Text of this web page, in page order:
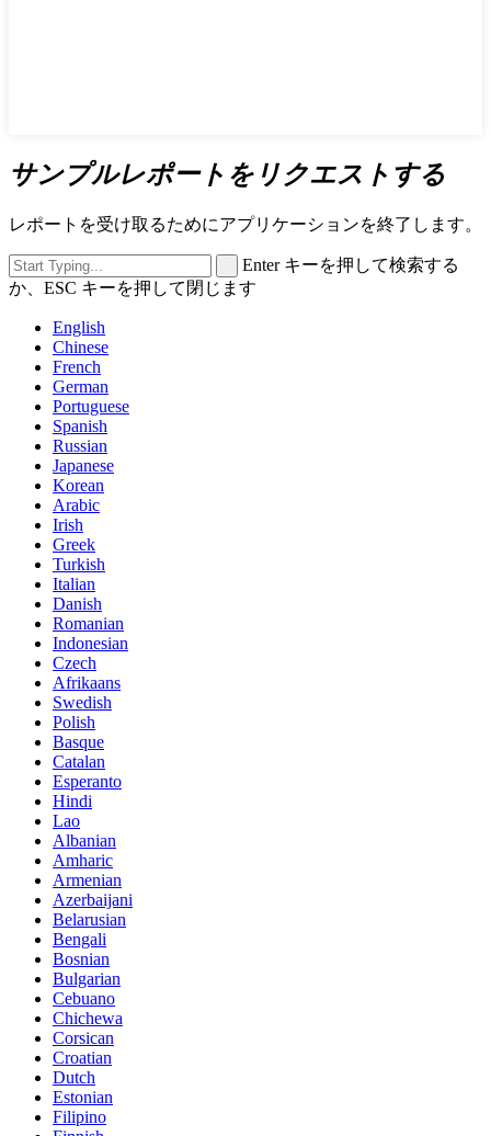
サンプルレポートをリクエストする
レポートを受け取るためにアプリケーションを終了します。
Enter キーを押して検索する
か、ESC キーを押して閉じます
English
Chinese
French
German
Portuguese
Spanish
Russian
Japanese
Korean
Arabic
Irish
Greek
Turkish
Italian
Danish
Romanian
Indonesian
Czech
Afrikaans
Swedish
Polish
Basque
Catalan
Esperanto
Hindi
Lao
Albanian
Amharic
Armenian
Azerbaijani
Belarusian
Bengali
Bosnian
Bulgarian
Cebuano
Chichewa
Corsican
Croatian
Dutch
Estonian
Filipino